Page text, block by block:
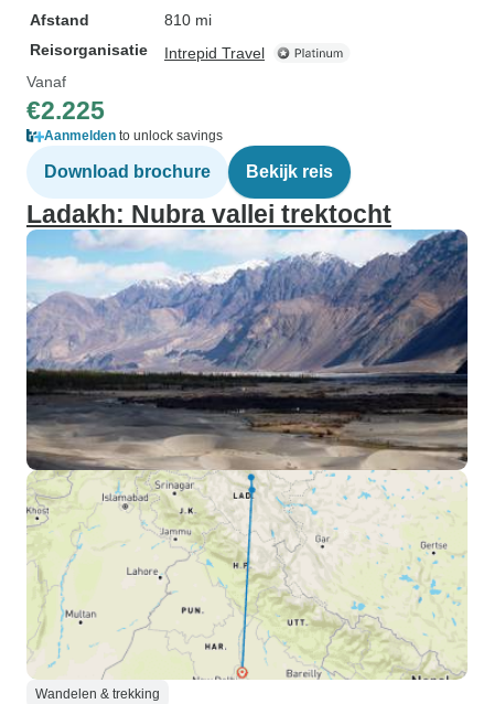
Afstand
810 mi
Reisorganisatie
Intrepid Travel
Vanaf
€2.225
Aanmelden to unlock savings
Download brochure Bekijk reis
Ladakh: Nubra vallei trektocht
Wandelen & trekking